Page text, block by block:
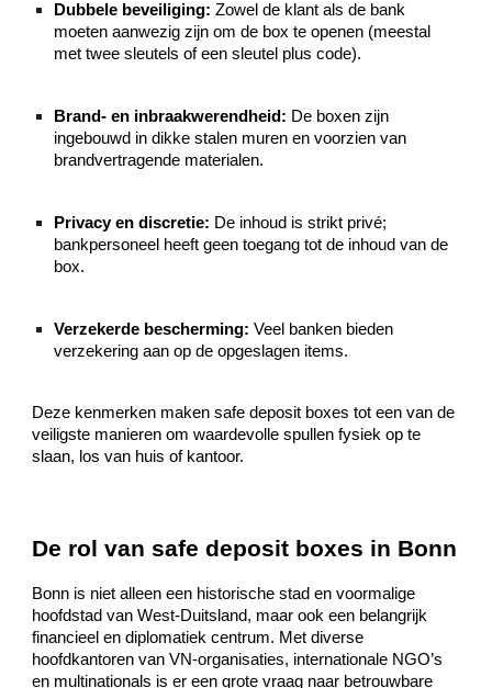
Dubbele beveiliging: Zowel de klant als de bank
moeten aanwezig zijn om de box te openen (meestal
met twee sleutels of een sleutel plus code).
Brand- en inbraakwerendheid: De boxen zijn
ingebouwd in dikke stalen muren en voorzien van
brandvertragende materialen.
Privacy en discretie: De inhoud is strikt privé;
bankpersoneel heeft geen toegang tot de inhoud van de
box.
Verzekerde bescherming: Veel banken bieden
verzekering aan op de opgeslagen items.
Deze kenmerken maken safe deposit boxes tot een van de
veiligste manieren om waardevolle spullen fysiek op te
slaan, los van huis of kantoor.
De rol van safe deposit boxes in Bonn
Bonn is niet alleen een historische stad en voormalige
hoofdstad van West-Duitsland, maar ook een belangrijk
financieel en diplomatiek centrum. Met diverse
hoofdkantoren van VN-organisaties, internationale NGO’s
en multinationals is er een grote vraag naar betrouwbare